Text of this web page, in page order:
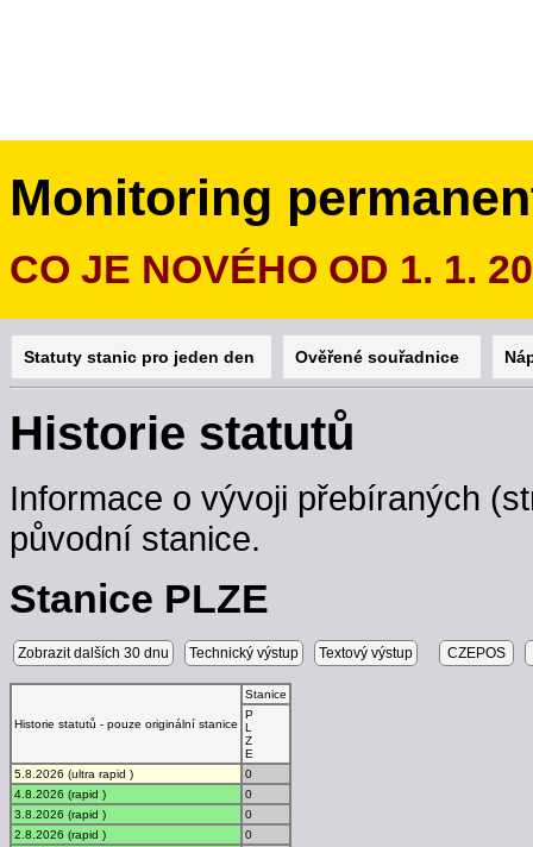
Monitoring
CO JE NOVÉHO OD 1. 1.
Statuty stanic pro jeden den Ověřené souřadnice
Historie statutů
Informace o vývoji přebíraných
původní stanice.
Stanice PLZE
Zobrazit dalších 30 dnu Technický výstup Textový výstup CZEPOS
Historie statutů - pouze originální stanice
Stanice
P
L
Z
E
5.8.2026 (ultra rapid )
0
4.8.2026 (rapid )
0
3.8.2026 (rapid )
0
2.8.2026 (rapid )
0